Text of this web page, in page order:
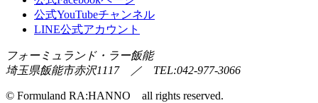
公式YouTubeチャンネル
LINE公式アカウント
フォーミュランド・ラー飯能
埼玉県飯能市赤沢1117 ／ TEL:042-977-3066
© Formuland RA:HANNO all rights reserved.